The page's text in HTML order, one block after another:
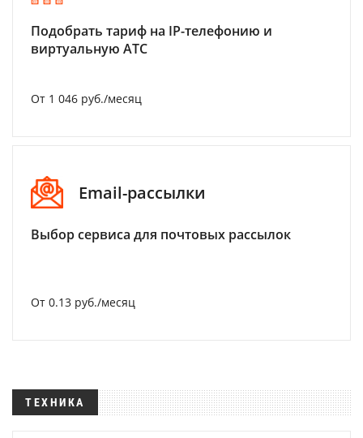
Подобрать тариф на IP-телефонию и
виртуальную АТС
От 1 046 руб./месяц
Email-рассылки
Выбор сервиса для почтовых рассылок
От 0.13 руб./месяц
ТЕХНИКА